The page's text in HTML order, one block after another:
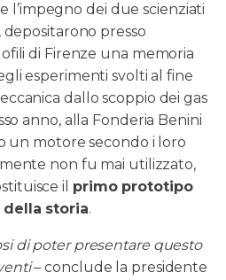
l’impegno dei due scienziati
depositarono presso
di Firenze una memoria
esperimenti svolti al fine
dallo scoppio dei gas
anno, alla Fonderia Benini
un motore secondo i loro
non fu mai utilizzato,
il primo prototipo
storia.
di poter presentare questo
– conclude la presidente